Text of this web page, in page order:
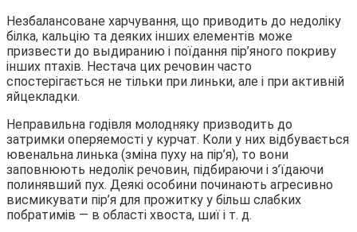
Незбалансоване харчування, що приводить до недоліку
білка, кальцію та деяких інших елементів може
призвести до выдиранию і поїдання пір’яного покриву
інших птахів. Нестача цих речовин часто
спостерігається не тільки при линьки, але і при активній
яйцекладки.
Неправильна годівля молодняку призводить до
затримки оперяемості у курчат. Коли у них відбувається
ювенальна линька (зміна пуху на пір’я), то вони
заповнюють недолік речовин, підбираючи і з’їдаючи
полинявший пух. Деякі особини починають агресивно
висмикувати пір’я для прожитку у більш слабких
побратимів — в області хвоста, шиї і т. д.